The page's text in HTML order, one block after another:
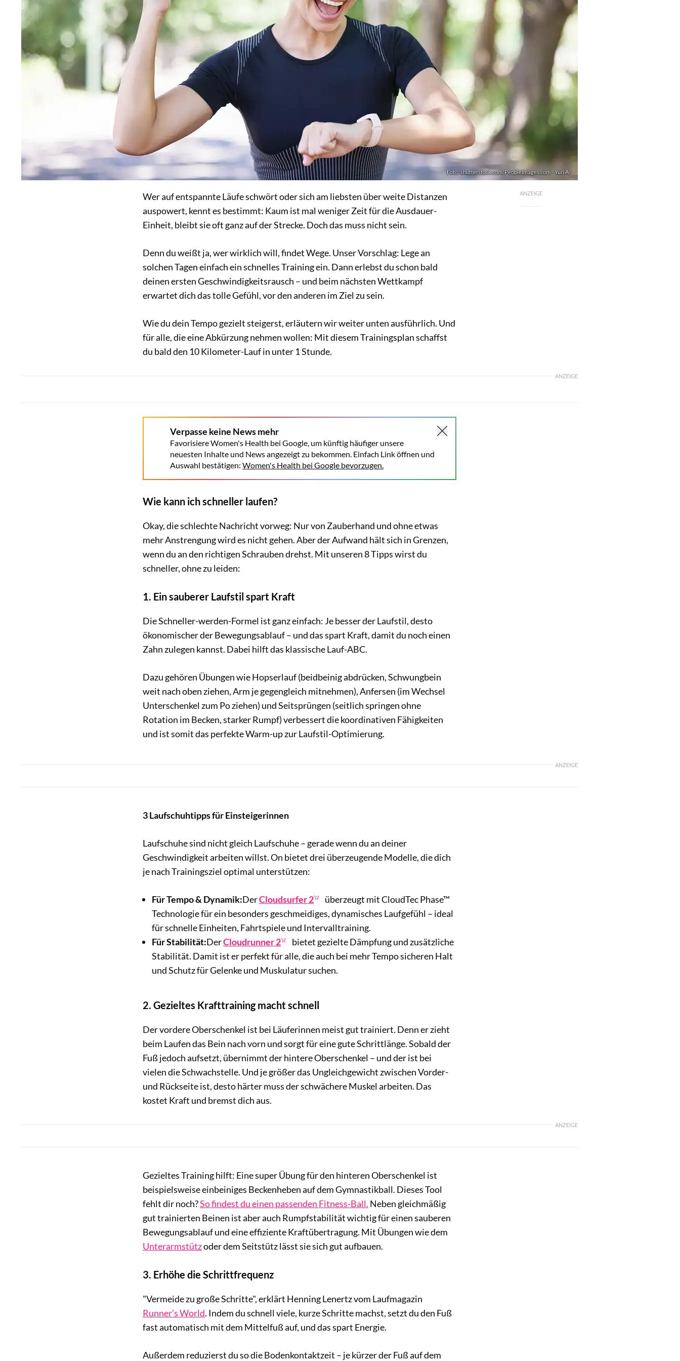
Foto: shutterstock.com/PeopleImages.com - Yuri A
ANZEIGE
Wer auf entspannte Läufe schwört oder sich am liebsten über weite Distanzen
auspowert, kennt es bestimmt: Kaum ist mal weniger Zeit für die Ausdauer-
Einheit, bleibt sie oft ganz auf der Strecke. Doch das muss nicht sein.
Denn du weißt ja, wer wirklich will, findet Wege. Unser Vorschlag: Lege an
solchen Tagen einfach ein schnelles Training ein. Dann erlebst du schon bald
deinen ersten Geschwindigkeitsrausch – und beim nächsten Wettkampf
erwartet dich das tolle Gefühl, vor den anderen im Ziel zu sein.
Wie du dein Tempo gezielt steigerst, erläutern wir weiter unten ausführlich. Und
für alle, die eine Abkürzung nehmen wollen: Mit diesem Trainingsplan schaffst
du bald den 10 Kilometer-Lauf in unter 1 Stunde.
ANZEIGE
Verpasse keine News mehr
Favorisiere Women's Health bei Google, um künftig häufiger unsere
neuesten Inhalte und News angezeigt zu bekommen. Einfach Link öffnen und
Auswahl bestätigen: Women's Health bei Google bevorzugen.
Wie kann ich schneller laufen?
Okay, die schlechte Nachricht vorweg: Nur von Zauberhand und ohne etwas
mehr Anstrengung wird es nicht gehen. Aber der Aufwand hält sich in Grenzen,
wenn du an den richtigen Schrauben drehst. Mit unseren 8 Tipps wirst du
schneller, ohne zu leiden:
1. Ein sauberer Laufstil spart Kraft
Die Schneller-werden-Formel ist ganz einfach: Je besser der Laufstil, desto
ökonomischer der Bewegungsablauf – und das spart Kraft, damit du noch einen
Zahn zulegen kannst. Dabei hilft das klassische Lauf-ABC.
Dazu gehören Übungen wie Hopserlauf (beidbeinig abdrücken, Schwungbein
weit nach oben ziehen, Arm je gegengleich mitnehmen), Anfersen (im Wechsel
Unterschenkel zum Po ziehen) und Seitsprüngen (seitlich springen ohne
Rotation im Becken, starker Rumpf) verbessert die koordinativen Fähigkeiten
und ist somit das perfekte Warm-up zur Laufstil-Optimierung.
ANZEIGE
3 Laufschuhtipps für Einsteigerinnen
Laufschuhe sind nicht gleich Laufschuhe – gerade wenn du an deiner
Geschwindigkeit arbeiten willst. On bietet drei überzeugende Modelle, die dich
je nach Trainingsziel optimal unterstützen:
Für Tempo & Dynamik:DerCloudsurfer 2
überzeugt mit CloudTec Phase™
Technologie für ein besonders geschmeidiges, dynamisches Laufgefühl – ideal
für schnelle Einheiten, Fahrtspiele und Intervalltraining.
Für Stabilität:DerCloudrunner 2
bietet gezielte Dämpfung und zusätzliche
Stabilität. Damit ist er perfekt für alle, die auch bei mehr Tempo sicheren Halt
und Schutz für Gelenke und Muskulatur suchen.
2. Gezieltes Krafttraining macht schnell
Der vordere Oberschenkel ist bei Läuferinnen meist gut trainiert. Denn er zieht
beim Laufen das Bein nach vorn und sorgt für eine gute Schrittlänge. Sobald der
Fuß jedoch aufsetzt, übernimmt der hintere Oberschenkel – und der ist bei
vielen die Schwachstelle. Und je größer das Ungleichgewicht zwischen Vorder-
und Rückseite ist, desto härter muss der schwächere Muskel arbeiten. Das
kostet Kraft und bremst dich aus.
ANZEIGE
Gezieltes Training hilft: Eine super Übung für den hinteren Oberschenkel ist
beispielsweise einbeiniges Beckenheben auf dem Gymnastikball. Dieses Tool
fehlt dir noch?So findest du einen passenden Fitness-Ball. Neben gleichmäßig
gut trainierten Beinen ist aber auch Rumpfstabilität wichtig für einen sauberen
Bewegungsablauf und eine effiziente Kraftübertragung. Mit Übungen wie dem
Unterarmstützoder dem Seitstütz lässt sie sich gut aufbauen.
3. Erhöhe die Schrittfrequenz
"Vermeide zu große Schritte", erklärt Henning Lenertz vom Laufmagazin
Runner’s World. Indem du schnell viele, kurze Schritte machst, setzt du den Fuß
fast automatisch mit dem Mittelfuß auf, und das spart Energie.
Außerdem reduzierst du so die Bodenkontaktzeit – je kürzer der Fuß auf dem